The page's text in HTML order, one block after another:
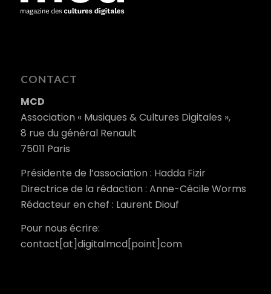
CONTACT
MCD
Association « Musiques & Cultures Digitales »,
8 rue du général Renault
75011 Paris
Présidente de l’association : Hadda Fizir
Directrice de la rédaction : Anne-Cécile Worms
Rédacteur en chef : Laurent Diouf
Pour nous écrire:
contact[at]digitalmcd[point]com